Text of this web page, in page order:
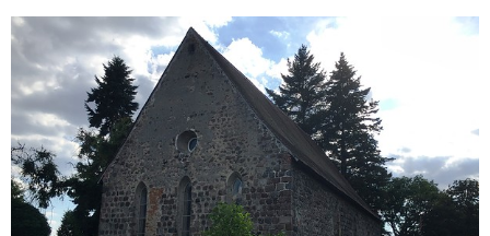
nutzbar. Dank der Unterstützung vieler Förderer
konnte es in den vergangenen Jahren gelingen, die
Hüllensanierung wie auch die Sanierung des Innern,
des Gestühls und der Kanzel durchzuführen. Im Jahr
2008 konnte der aus dem 17. Jahrhundert
stammende Renaissancealtar mit Mitteln der Kirche,
des Landkreises, der Sparkassenstiftung, der
Deutschen Stiftung Denkmalschutz und mit